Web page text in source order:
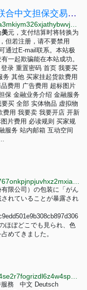
欧美各国真实身份护照专营店 - 联合中文担保交易集市联合中文担保交易集市
美元，支付结算时将转换为
但若注册，请不要禁用
通过E-mail联系。本站极
一起欺骗能在本站成功。
录 重置密码 首页 我要买
其他 买家挂起货款费用
费用 广告费用 超标图片
保 金融业务介绍 金融服务
买 全部 实体物品 虚拟物
费用 我要卖 我要开店 开新
片费用 必读规则 买家规
服务 站内邮箱 互动空间
限公司）の包装に「がん
れていることが暴露され
ほぼどこでも見られ、色
めてきました。
務 中文 Deutsch